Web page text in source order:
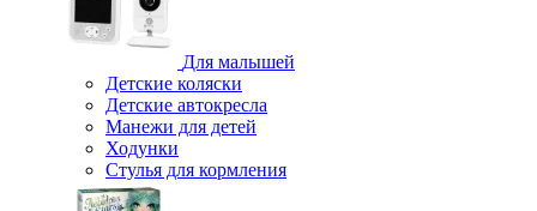
Для малышей
Детские коляски
Детские автокресла
Манежи для детей
Ходунки
Стулья для кормления